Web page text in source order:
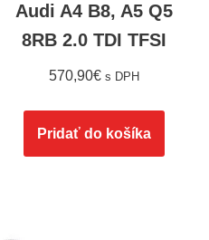
Audi A4 B8, A5 Q5
8RB 2.0 TDI TFSI
570,90€ s DPH
Pridať do košíka